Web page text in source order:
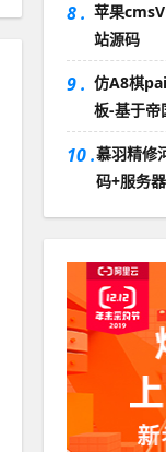
8 . 苹果
站源码
9 . 仿A8棋
板-基于帝
10 .慕羽精修
码+服务